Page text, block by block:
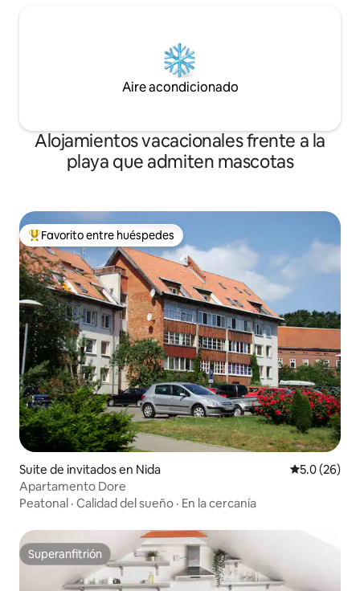
Aire acondicionado
Alojamientos vacacionales frente a la
playa que admiten mascotas
Favorito entre huéspedes preferido
Favorito entre huéspedes
Suite de invitados en Nida Calificación
5.0 (26)
Apartamento Dore
Peatonal · Calidad del sueño · En la cercanía
Superanfitrión
Superanfitrión